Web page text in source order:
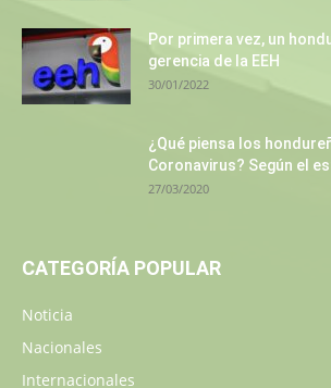
Por primera vez, un
gerencia de la EEH
30/01/2022
¿Qué piensa los
Coronavirus? Según el
27/03/2020
CATEGORÍA POPULAR
Noticia
Nacionales
Internacionales